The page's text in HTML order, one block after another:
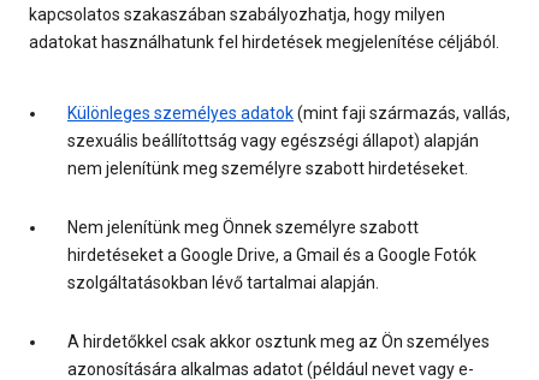
kapcsolatos szakaszában szabályozhatja, hogy milyen
adatokat használhatunk fel hirdetések megjelenítése céljából.
Különleges személyes adatok(mint faji származás, vallás,
szexuális beállítottság vagy egészségi állapot) alapján
nem jelenítünk meg személyre szabott hirdetéseket.
Nem jelenítünk meg Önnek személyre szabott
hirdetéseket a Google Drive, a Gmail és a Google Fotók
szolgáltatásokban lévő tartalmai alapján.
A hirdetőkkel csak akkor osztunk meg az Ön személyes
azonosítására alkalmas adatot (például nevet vagy e-